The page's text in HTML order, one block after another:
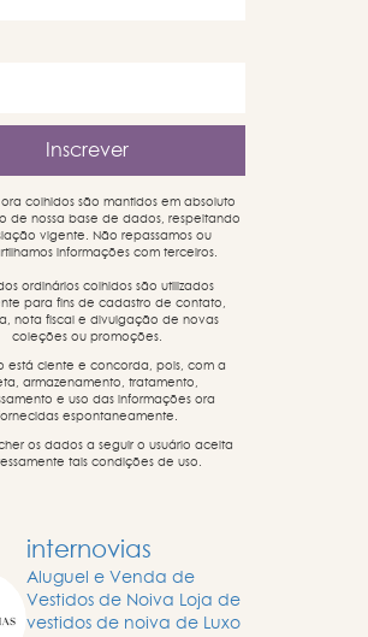
colhidos são mantidos em absoluto
de nossa base de dados, respeitando
vigente. Não repassamos ou
informações com terceiros.
ordinários colhidos são utilizados
para fins de cadastro de contato,
nota fiscal e divulgação de novas
coleções ou promoções.
está ciente e concorda, pois, com a
armazenamento, tratamento,
e uso das informações ora
espontaneamente.
os dados a seguir o usuário aceita
tais condições de uso.
internovias
Aluguel e Venda de
Vestidos de Noiva Loja de
vestidos de noiva de Luxo